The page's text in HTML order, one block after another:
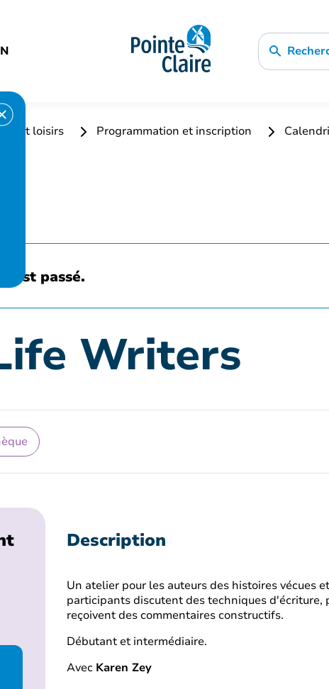
et loisirs Programmation et inscription
est passé.
Writers
Description
Un atelier pour les auteurs des histoires vécues
participants discutent des techniques
reçoivent des commentaires constructifs.
Débutant et intermédiaire.
Avec Karen Zey